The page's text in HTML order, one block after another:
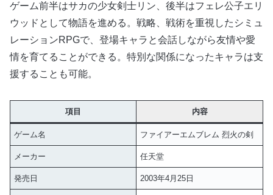
ゲーム前半はサカの少女剣士リン、後半はフェレ公子エリ
ウッドとして物語を進める。戦略、戦術を重視したシミュ
レーションRPGで、登場キャラと会話しながら友情や愛
情を育てることができる。特別な関係になったキャラは支
援することも可能。
項目 内容
ゲーム名 ファイアーエムブレム 烈火の剣
メーカー 任天堂
発売日 2003年4月25日